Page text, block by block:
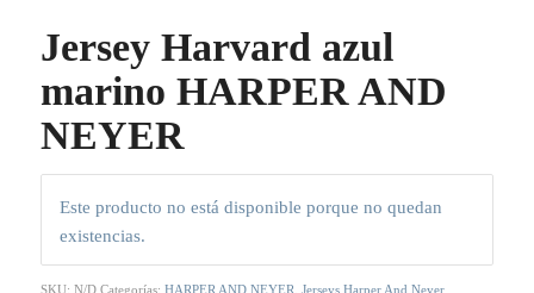
Jersey Harvard azul
marino HARPER AND
NEYER
Este producto no está disponible porque no quedan
existencias.
SKU: N/D Categorías: HARPER AND NEYER Jerseys Harper And Neyer